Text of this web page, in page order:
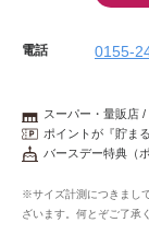
新着情報
重要なお知
お知らせ
電話 0155-
スーパー・量販店
ポイントが『貯ま
バースデー特典（
※サイズ計測につきまし
ざいます。何とぞご了承